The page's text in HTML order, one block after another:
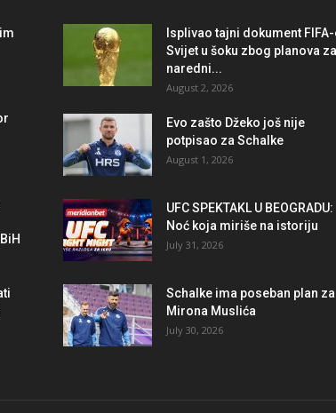
Isplivao tajni dokument FIFA-
Svijet u šoku zbog planova za
naredni...
August 2, 2026
Evo zašto Džeko još nije
potpisao za Schalke
August 1, 2026
UFC SPEKTAKL U BEOGRADU:
Noć koja miriše na istoriju
July 31, 2026
Schalke ima poseban plan za
Mirona Muslića
July 30, 2026